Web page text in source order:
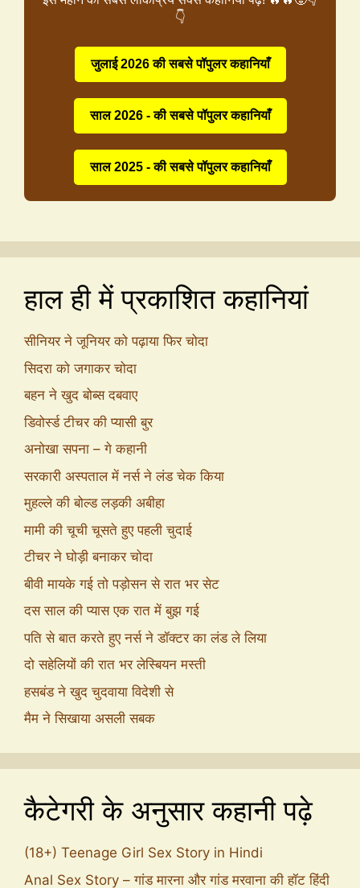
👇
जुलाई 2026 की सबसे पॉपुलर कहानियाँ
साल 2026 - की सबसे पॉपुलर कहानियाँ
साल 2025 - की सबसे पॉपुलर कहानियाँ
हाल ही में प्रकाशित कहानियां
सीनियर ने जूनियर को पढ़ाया फिर चोदा
सिदरा को जगाकर चोदा
बहन ने खुद बोब्स दबवाए
डिवोर्स्ड टीचर की प्यासी बुर
अनोखा सपना – गे कहानी
सरकारी अस्पताल में नर्स ने लंड चेक किया
मुहल्ले की बोल्ड लड़की अबीहा
मामी की चूची चूसते हुए पहली चुदाई
टीचर ने घोड़ी बनाकर चोदा
बीवी मायके गई तो पड़ोसन से रात भर सेट
दस साल की प्यास एक रात में बुझ गई
पति से बात करते हुए नर्स ने डॉक्टर का लंड ले लिया
दो सहेलियों की रात भर लेस्बियन मस्ती
हसबंड ने खुद चुदवाया विदेशी से
मैम ने सिखाया असली सबक
कैटेगरी के अनुसार कहानी पढ़े
(18+) Teenage Girl Sex Story in Hindi
Anal Sex Story – गांड मारना और गांड मरवाना की हॉट हिंदी